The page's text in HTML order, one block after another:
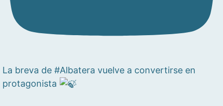
La breva de #Albatera vuelve a convertirse en
protagonista